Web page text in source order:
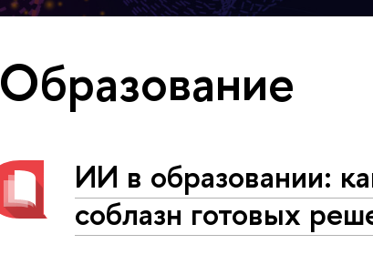
Образование
ИИ в образовании:
соблазн готовых